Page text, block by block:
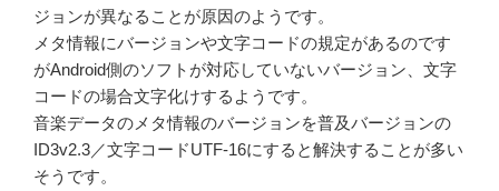
ジョンが異なることが原因のようです。
メタ情報にバージョンや文字コードの規定があるのです
がAndroid側のソフトが対応していないバージョン、文字
コードの場合文字化けするようです。
音楽データのメタ情報のバージョンを普及バージョンの
ID3v2.3／文字コードUTF-16にすると解決することが多い
そうです。